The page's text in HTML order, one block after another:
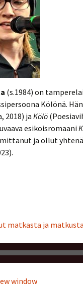
(s.1984) on
Kölönä.
2018) ja Kölö
esikoisromaani
ja ollut
matkasta ja
window